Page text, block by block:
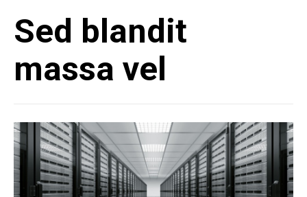
Sed blandit
massa vel